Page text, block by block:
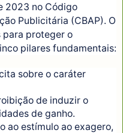
2023 no Código
Publicitária (CBAP). O
proteger o
pilares fundamentais:
sobre o caráter
de induzir o
de ganho.
ao estímulo ao exagero,